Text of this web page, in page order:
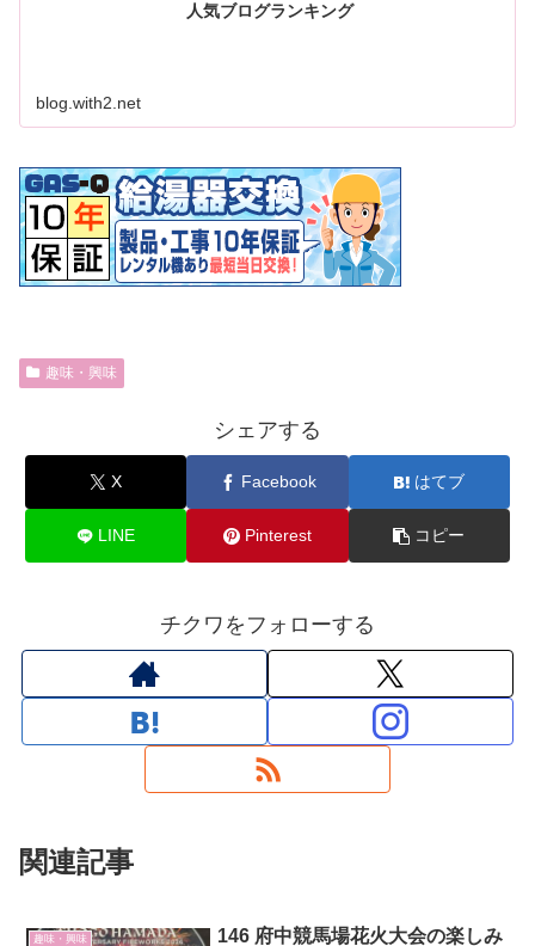
人気ブログランキング
blog.with2.net
趣味・興味
シェアする
X Facebook はてブ
LINE Pinterest コピー
チクワをフォローする
関連記事
趣味・興味
146 府中競馬場花火大会の楽しみ